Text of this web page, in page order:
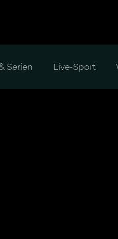
Serien Live-Sport